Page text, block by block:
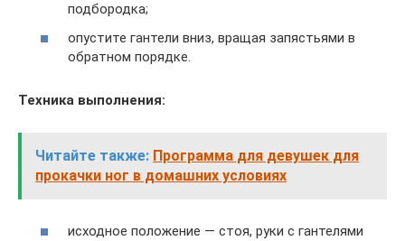
подбородка;
опустите гантели вниз, вращая запястьями в
обратном порядке.
Техника выполнения:
Читайте также: Программа для девушек для
прокачки ног в домашних условиях
исходное положение — стоя, руки с гантелями